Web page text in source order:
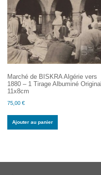
Marché de BISKRA Algérie vers
1880 – 1 Tirage Albuminé Original
11x8cm
75,00 €
Ajouter au panier